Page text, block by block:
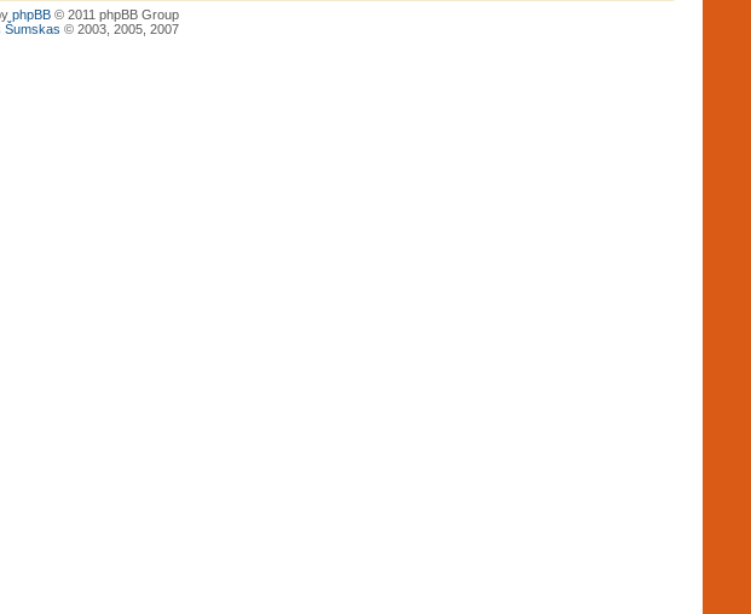
phpBB© 2011 phpBB Group
Šumskas © 2003, 2005, 2007